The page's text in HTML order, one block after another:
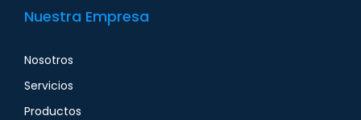
Nuestra Empresa
Nosotros
Servicios
Productos